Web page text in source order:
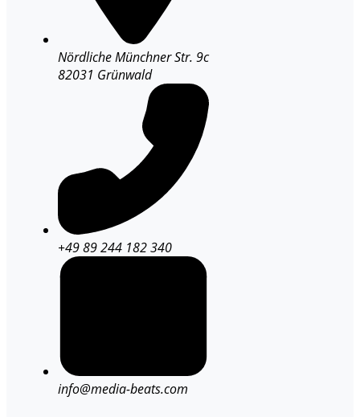
Nördliche Münchner Str. 9c
82031 Grünwald
+49 89 244 182 340
info@media-beats.com